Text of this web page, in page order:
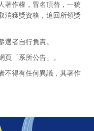
著作權，冒名頂替，一稿
消獲獎資格，追回所領獎
者自行負責。
「系所公告」。
不得有任何異議，其著作